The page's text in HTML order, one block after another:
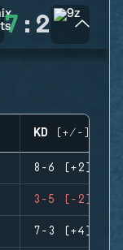
7 : 2
KD (+/-)
8-6 (+2)
3-5 (-2)
7-3 (+4)